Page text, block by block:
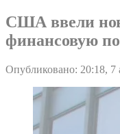
США ввели
финансовую
Опубликовано: 20:18,